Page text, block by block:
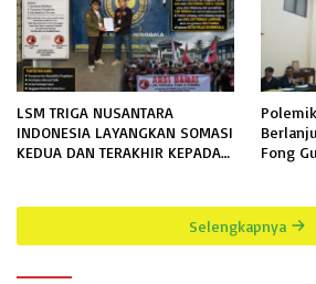
LSM TRIGA NUSANTARA
INDONESIA LAYANGKAN SOMASI
KEDUA DAN TERAKHIR KEPADA
INFORMASI PUBLIK
Fong
Selengkapnya